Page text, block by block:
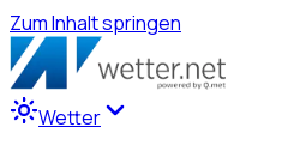
Zum Inhalt springen
Wetter